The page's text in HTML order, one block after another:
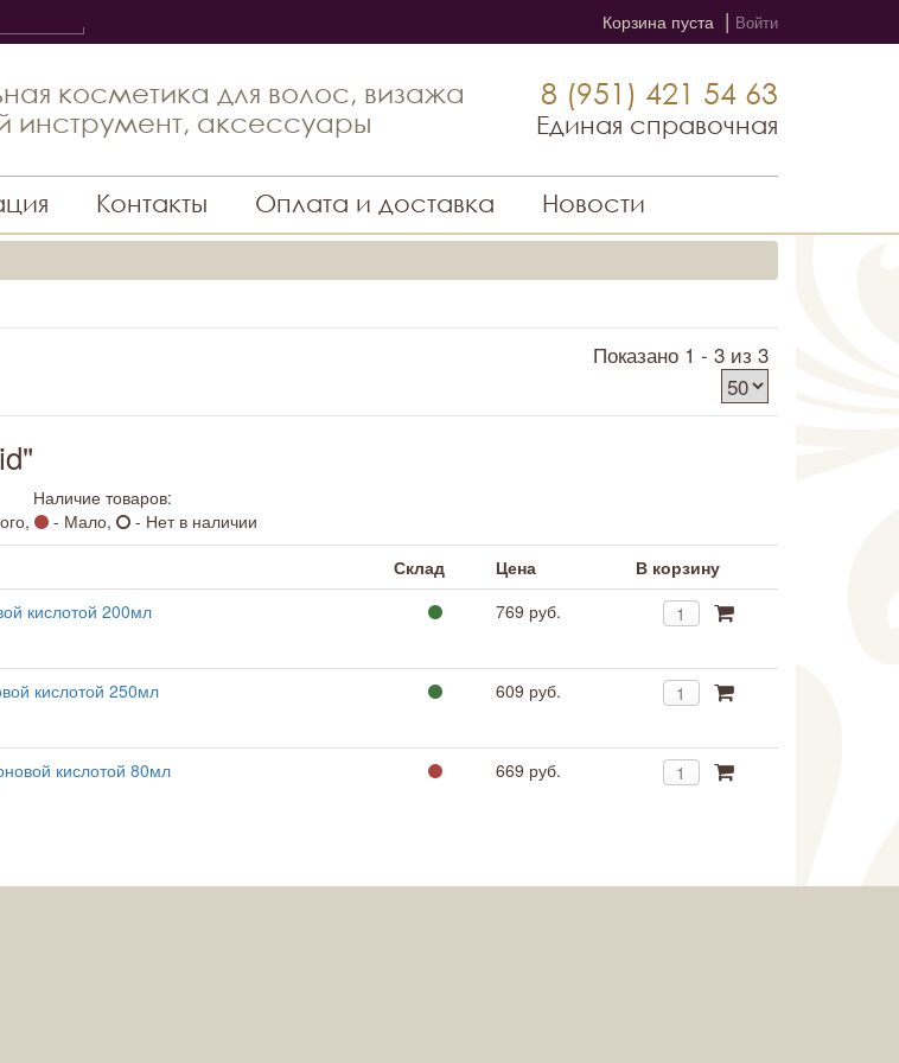
Корзина пуста | Войти
косметика для волос, визажа
инструмент, аксессуары
8 (951) 421 54 63
Единая справочная
Контакты Оплата и доставка Новости
Показано 1 - 3 из 3
Наличие товаров:
- Мало,
- Нет в наличии
Склад Цена
В корзину
кислотой 200мл 769 руб.
кислотой 250мл 609 руб.
кислотой 80мл 669 руб.